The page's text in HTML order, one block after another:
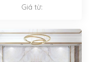
Giá từ: